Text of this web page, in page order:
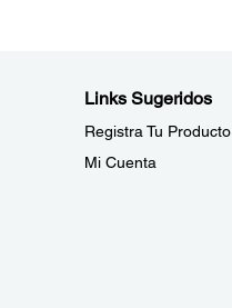
Links Sugeridos
Registra Tu Producto
Mi Cuenta